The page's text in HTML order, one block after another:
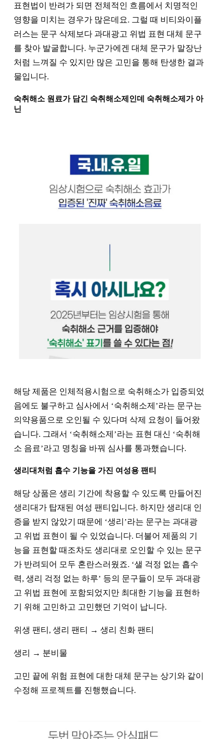
표현법이 반려가 되면 전체적인 흐름에서 치명적인
영향을 미치는 경우가 많은데요. 그럴 때 비티와이플
러스는 문구 삭제보다 과대광고 위법 표현 대체 문구
를 찾아 발굴합니다. 누군가에겐 대체 문구가 말장난
처럼 느껴질 수 있지만 많은 고민을 통해 탄생한 결과
물입니다.
숙취해소 원료가 담긴 숙취해소제인데 숙취해소제가 아
닌
해당 제품은 인체적용시험으로 숙취해소가 입증되었
음에도 불구하고 심사에서 ‘숙취해소제’라는 문구는
의약용품으로 오인될 수 있다며 삭제 요청이 들어왔
습니다. 그래서 ‘숙취해소제’라는 표현 대신 ‘숙취해
소 음료’라고 명칭을 바꿔 심사를 통과했습니다.
생리대처럼 흡수 기능을 가진 여성용 팬티
해당 상품은 생리 기간에 착용할 수 있도록 만들어진
생리대가 탑재된 여성 팬티입니다. 하지만 생리대 인
증을 받지 않았기 때문에 ‘생리’라는 문구는 과대광
고 위법 표현이 될 수 있었습니다. 더불어 제품의 기
능을 표현할 때조차도 생리대로 오인할 수 있는 문구
가 반려되어 모두 혼란스러웠죠. ‘샐 걱정 없는 흡수
력, 생리 걱정 없는 하루’ 등의 문구들이 모두 과대광
고 위법 표현에 포함되었지만 최대한 기능을 표현하
기 위해 고민하고 고민했던 기억이 납니다.
위생 팬티, 생리 팬티 → 생리 친화 팬티
생리 → 분비물
고민 끝에 위험 표현에 대한 대체 문구는 상기와 같이
수정해 프로젝트를 진행했습니다.